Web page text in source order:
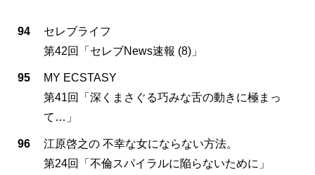
94
セレブライフ
第42回「セレブNews速報 (8)」
95
MY ECSTASY
第41回「深くまさぐる巧みな舌の動きに極まっ
て…」
96
江原啓之の 不幸な女にならない方法。
第24回「不倫スパイラルに陥らないために」